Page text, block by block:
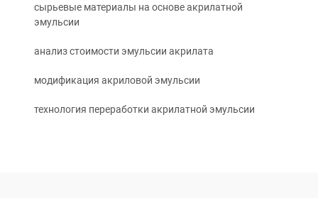
сырьевые материалы на основе акрилатной
эмульсии
анализ стоимости эмульсии акрилата
модификация акриловой эмульсии
технология переработки акрилатной эмульсии